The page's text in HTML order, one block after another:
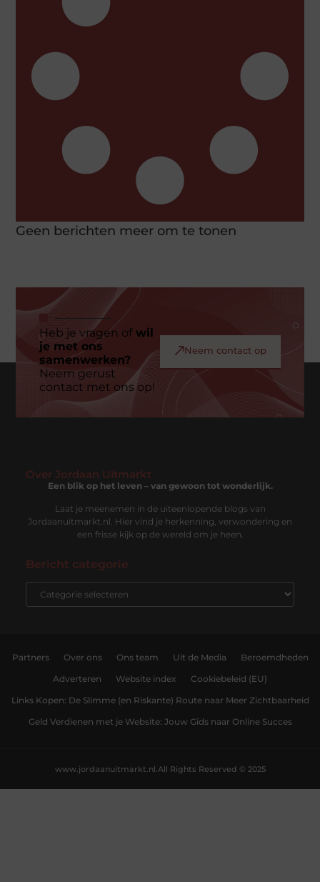
Geen berichten meer om te tonen
Heb je vragen ofwil
je met ons
samenwerken?
Neem gerust
contact met ons op!
Neem contact op
Over Jordaan Uitmarkt
Een blik op het leven – van gewoon tot wonderlijk.
Laat je meenemen in de uiteenlopende blogs van
Jordaanuitmarkt.nl. Hier vind je herkenning, verwondering en
een frisse kijk op de wereld om je heen.
Bericht categorie
Partners Over ons Ons team Uit de Media Beroemdheden
Adverteren Website index Cookiebeleid (EU)
Links Kopen: De Slimme (en Riskante) Route naar Meer Zichtbaarheid
Geld Verdienen met je Website: Jouw Gids naar Online Succes
All Rights Reserved © 2025
www.jordaanuitmarkt.nl.